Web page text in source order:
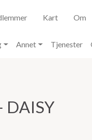
Kart Om
Annet Tjenester
DAISY